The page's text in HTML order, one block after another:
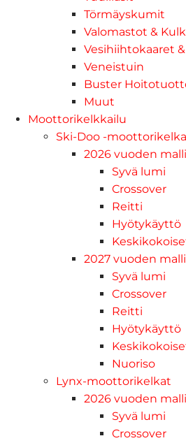
Törmäyskumit
Valomastot &
Vesihiihtokaaret
Veneistuin
Buster
Muut
Moottorikelkkailu
Ski-Doo -
2026 vuoden
Syvä lumi
Crossover
Reitti
Hyötykäyttö
2027 vuoden
Syvä lumi
Crossover
Reitti
Hyötykäyttö
Nuoriso
Lynx-moottorikelkat
2026 vuoden
Syvä lumi
Crossover